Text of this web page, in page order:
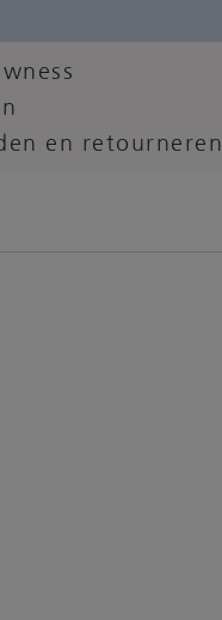
en retourneren